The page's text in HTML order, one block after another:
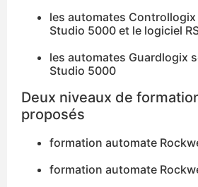
les automates
Studio 5000 et le logiciel
les automates Guardlogix
Studio 5000
Deux niveaux de
proposés
formation automate
formation automate